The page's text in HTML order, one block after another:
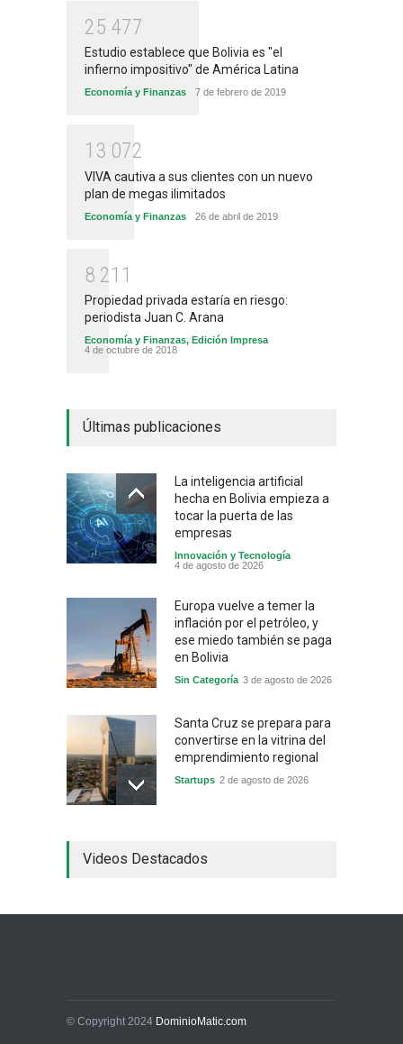
25 477
Estudio establece que Bolivia es "el
infierno impositivo" de América Latina
Economía y Finanzas 7 de febrero de 2019
1 3 072
VIVA cautiva a sus clientes con un nuevo
plan de megas ilimitados
Economía y Finanzas 26 de abril de 2019
8 21 1
Propiedad privada estaría en riesgo:
periodista Juan C. Arana
Economía y Finanzas, Edición Impresa
4 de octubre de 2018
Últimas publicaciones
La inteligencia artificial
hecha en Bolivia empieza a
tocar la puerta de las
empresas
Innovación y Tecnología
4 de agosto de 2026
Europa vuelve a temer la
inflación por el petróleo, y
ese miedo también se paga
en Bolivia
Sin Categoría 3 de agosto de 2026
Santa Cruz se prepara para
convertirse en la vitrina del
emprendimiento regional
Startups 2 de agosto de 2026
industrial y el golpe puede
Sin Categoría 1 de agosto de 2026
Videos Destacados
© Copyright 2024 DominioMatic.com